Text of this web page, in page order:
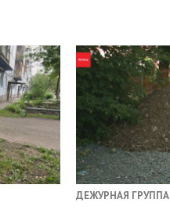
ДЕЖУРНАЯ ГРУППА